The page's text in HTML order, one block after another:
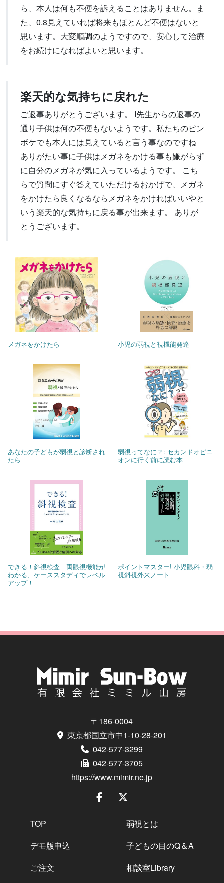
ら、本人は何も不便を訴えることはありません。ま
た、0.8見えていれば将来もほとんど不便はないと
思います。大変順調のようですので、安心して治療
をお続けになればよいと思います。
楽天的な気持ちに戻れた
ご返事ありがとうございます。 I先生からの返事の
通り子供は何の不便もないようです。私たちのピン
ボケでも本人には見えていると言う事なのですね
ありがたい事に子供はメガネをかける事も嫌がらず
に自分のメガネが気に入っているようです。 こち
らで質問にすぐ答えていただけるおかげで、メガネ
をかけたら良くなるならメガネをかければいいやと
いう楽天的な気持ちに戻る事が出来ます。 ありが
とうございます。
メガネをかけたら 小児の弱視と視機能発達
あなたの子どもが弱視と診断され
たら
弱視ってなに？: セカンドオピニ
オンに行く前に読む本
できる！斜視検査 両眼視機能が
わかる、ケーススタディでレベル
アップ！
ポイントマスター! 小児眼科・弱
視斜視外来ノート
〒186-0004
東京都国立市中1-10-28-201
042-577-3299
042-577-3705
https://www.mimir.ne.jp
TOP
デモ版申込
ご注文
弱視とは
子どもの目のQ＆A
相談室Library